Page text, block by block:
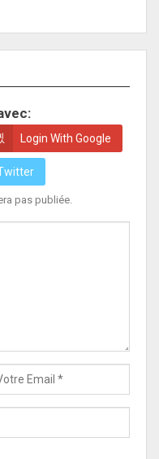
Login With Google
pas publiée.